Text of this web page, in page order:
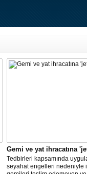
Gemi ve yat ihracatına
Tedbirleri kapsamında
seyahat engelleri nedeniyle